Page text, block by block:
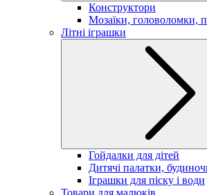
Конструктори
Мозаїки, головоломки,
Літні іграшки
Гойдалки для дітей
Дитячі палатки,
Іграшки для піску і води
Товари для малюків